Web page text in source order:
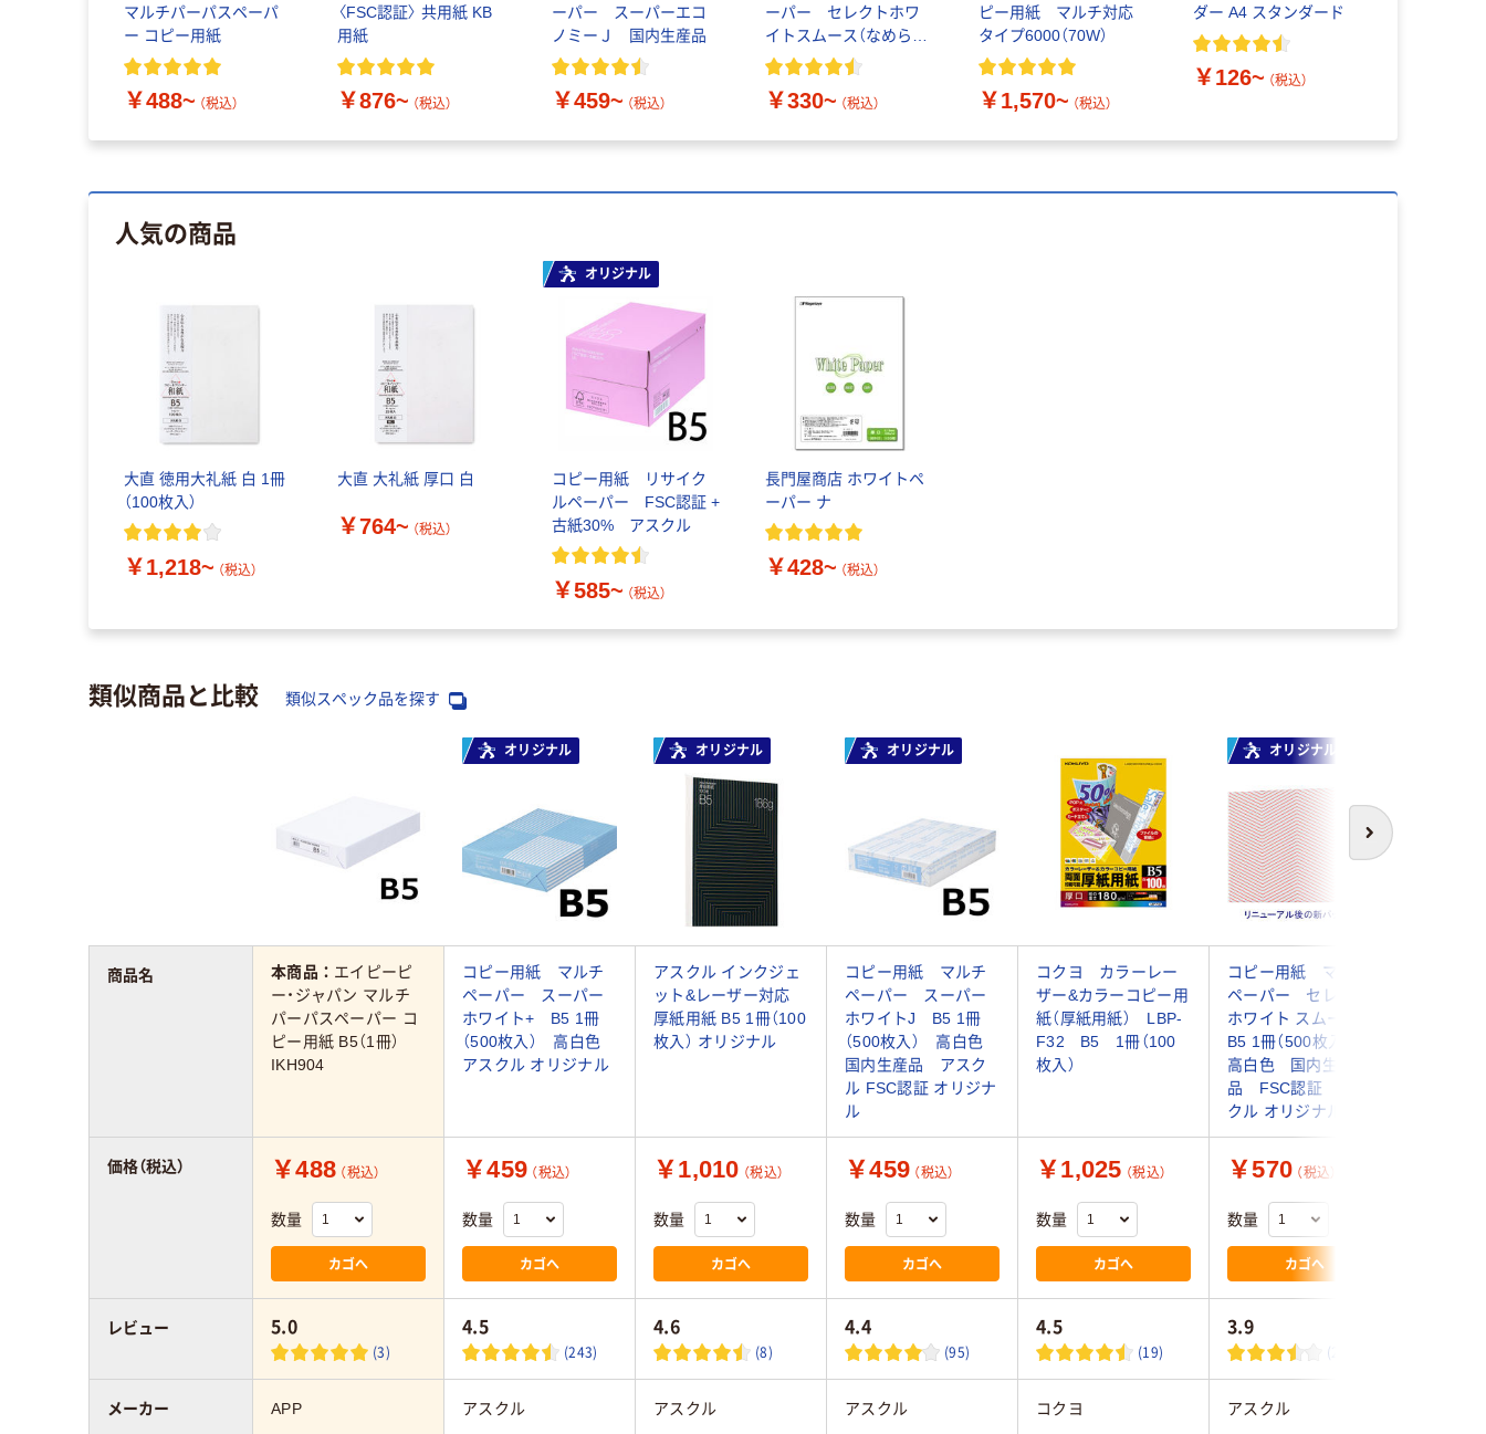
マルチパーパスペーパ
ー コピー用紙
￥488~ （税込）
〈FSC認証〉 共用紙 KB
用紙
￥876~ （税込）
ーパー スーパーエコ
ノミーＪ 国内生産品
￥459~ （税込）
ーパー セレクトホワ
イトスムース（なめらか
高白色タイプ）
￥330~ （税込）
ピー用紙 マルチ対応
タイプ6000（70W）
￥1,570~ （税込）
ダー A4 スタンダード
￥126~ （税込）
人気の商品
大直 徳用大礼紙 白 1冊
（100枚入）
￥1,218~ （税込）
大直 大礼紙 厚口 白
￥764~ （税込）
オリジナル
コピー用紙 リサイク
ルペーパー FSC認証 +
古紙30% アスクル
￥585~ （税込）
長門屋商店 ホワイトペ
ーパー ナ
￥428~ （税込）
類似商品と比較 類似スペック品を探す
次へ
オリジナル オリジナル オリジナル オリジナル
本商品： エイピーピ
ー・ジャパン マルチ
パーパスペーパー コ
ピー用紙 B5（1冊）
IKH904
コピー用紙 マルチ
ペーパー スーパー
ホワイト+ B5 1冊
（500枚入） 高白色
アスクル オリジナル
アスクル インクジェ
ット&レーザー対応
厚紙用紙 B5 1冊（100
枚入） オリジナル
コピー用紙 マルチ
ペーパー スーパー
ホワイトJ B5 1冊
（500枚入） 高白色
国内生産品 アスク
ル FSC認証 オリジナ
ル
コクヨ カラーレー
ザー&カラーコピー用
紙（厚紙用紙） LBP-
F32 B5 1冊（100
枚入）
コピー用紙 マルチ
ペーパー セレクト
ホワイト スムース
B5 1冊（500枚入）
高白色 国内生産
品 FSC認証 アス
クル オリジナル
￥488 （税込）
数量
カゴへ
￥459 （税込）
数量
カゴへ
￥1,010 （税込）
数量
カゴへ
￥459 （税込）
数量
カゴへ
￥1,025 （税込）
数量
カゴへ
￥570 （税込）
数量
カゴへ
5.0
(3)
4.5
(243)
4.6
(8)
4.4
(95)
4.5
(19)
3.9
(20)
APP アスクル アスクル アスクル コクヨ アスクル
商品名
価格（税込）
レビュー
メーカー